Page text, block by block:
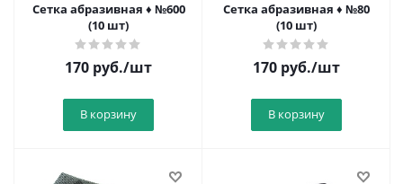
Сетка абразивная ♦ №600
(10 шт)
170 руб./шт
В корзину
Сетка абразивная ♦ №80
(10 шт)
170 руб./шт
В корзину